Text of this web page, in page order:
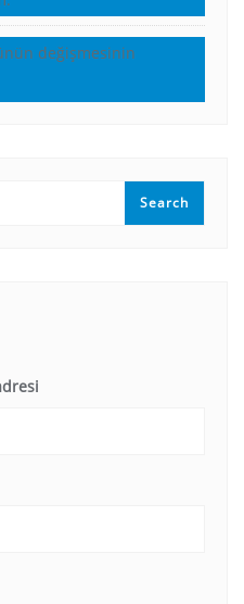
değişmesinin